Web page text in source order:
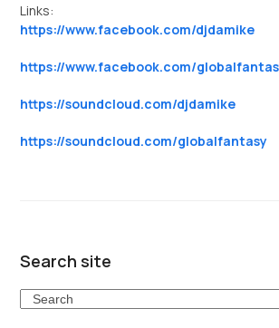
Links:
https://www.facebook.com/djdamike
https://www.facebook.com/
https://soundcloud.com/djdamike
https://soundcloud.com/globalfantasy
Search site
Search